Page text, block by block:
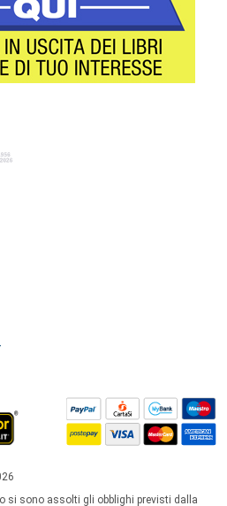
si sono assolti gli obblighi previsti dalla